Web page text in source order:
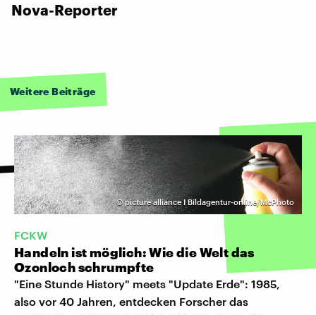
Nova-Reporter
Weitere Beiträge
©picture alliance I Bildagentur-online/McPhoto
FCKW
Handeln ist möglich: Wie die Welt das
Ozonloch schrumpfte
"Eine Stunde History" meets "Update Erde": 1985,
also vor 40 Jahren, entdecken Forscher das